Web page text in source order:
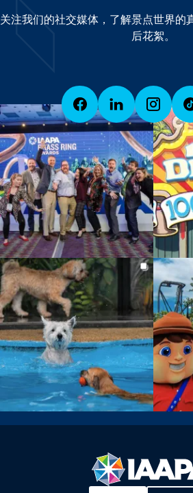
关注我们的社交媒体，了解景点世界的
后花絮。